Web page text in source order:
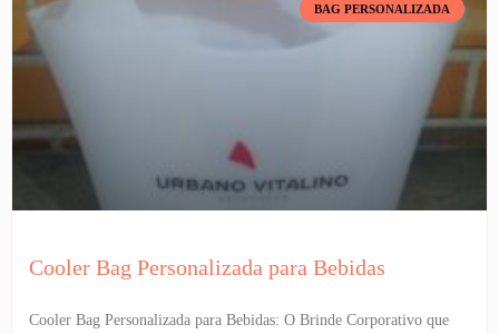
BAG PERSONALIZADA
Cooler Bag Personalizada para Bebidas
Cooler Bag Personalizada para Bebidas: O Brinde Corporativo que